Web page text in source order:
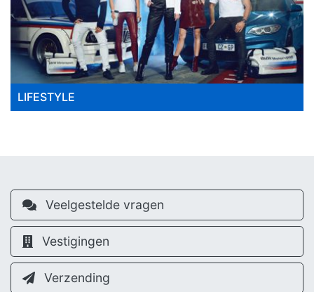
LIFESTYLE
Veelgestelde vragen
Vestigingen
Verzending